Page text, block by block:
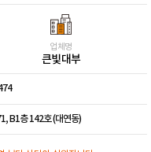
업체명
큰빛대부
B1층 142호 (대연동)